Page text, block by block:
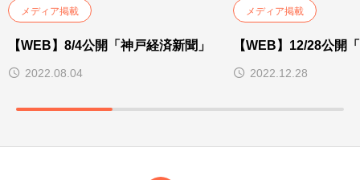
メディア掲載
【WEB】8/4公開「神戸経済新聞」
2022.08.04
メディア掲載
【WEB】12/28公開
2022.12.28